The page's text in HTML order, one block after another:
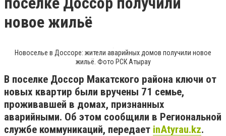
новое жильё
Новоселье в Доссоре: жители аварийных домов получили новое
жильё. Фото РСК Атырау
В поселке Доссор Макатского района ключи от
новых квартир были вручены 71 семье,
проживавшей в домах, признанных
аварийными. Об этом сообщили в Региональной
службе коммуникаций, передает inAtyrau.kz.